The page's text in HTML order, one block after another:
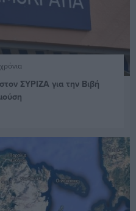
ΣΥΡΙΖΑ για την Βιβή